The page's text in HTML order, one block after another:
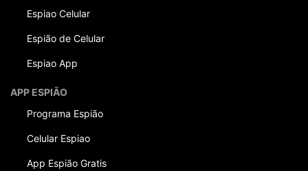
Espiao Celular
Espião de Celular
Espiao App
APP ESPIÃO
Programa Espião
Celular Espiao
App Espião Gratis